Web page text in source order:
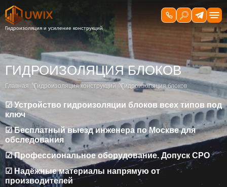
ГИДРОИЗОЛЯЦИЯ БЛОКОВ
Главная Гидроизоляция конструкций Гидроизоляция блоков
☑ Устройство гидроизоляции блоков всех типов под
ключ
☑ Бесплатный выезд инженера по Москве для
обследования
☑ Профессиональное оборудование. Допуск СРО
☑ Надёжные материалы напрямую от
производителей